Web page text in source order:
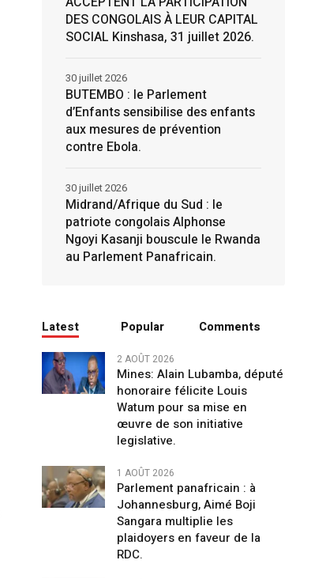
DES CONGOLAIS À LEUR CAPITAL
SOCIAL Kinshasa, 31 juillet 2026.
BUTEMBO : le Parlement
d’Enfants sensibilise des enfants
aux mesures de prévention
contre Ebola.
30 juillet 2026
Midrand/Afrique du Sud : le
patriote congolais Alphonse
Ngoyi Kasanji bouscule le Rwanda
au Parlement Panafricain.
30 juillet 2026
Latest Popular Comments
2 AOÛT 2026
Mines: Alain Lubamba, député
honoraire félicite Louis
Watum pour sa mise en
œuvre de son initiative
legislative.
1 AOÛT 2026
Parlement panafricain : à
Johannesburg, Aimé Boji
Sangara multiplie les
plaidoyers en faveur de la
RDC.